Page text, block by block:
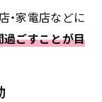
・家電店などに
ごすことが目